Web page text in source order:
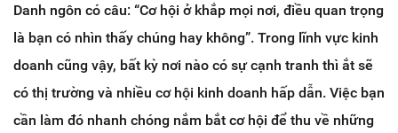
Danh ngôn có câu: “Cơ hội ở khắp mọi nơi, điều quan trọng
là bạn có nhìn thấy chúng hay không”. Trong lĩnh vực kinh
doanh cũng vậy, bất kỳ nơi nào có sự cạnh tranh thì ắt sẽ
có thị trường và nhiều cơ hội kinh doanh hấp dẫn. Việc bạn
cần làm đó nhanh chóng nắm bắt cơ hội để thu về những